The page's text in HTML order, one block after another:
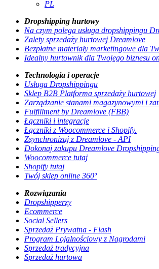
PL
Dropshipping hurtowy
Na czym polega usługa dropshippingu
Zalety sprzedaży hurtowej Dreamlove
Bezpłatne materiały marketingowe dla
Idealny hurtownik dla Twojego biznesu
Technologia i operacje
Usługa Dropshippingu
Sklep B2B Platforma sprzedaży hurtowej
Zarządzanie stanami magazynowymi i
Fulfillment by Dreamlove (FBB)
Łączniki i integracje
Łączniki z Woocommerce i Shopify.
Zsynchronizuj z Dreamlove - API
Dokonaj zakupu Dreamlove
Woocommerce tutaj
Shopify tutaj
Twój sklep online 360º
Rozwiązania
Dropshipperzy
Ecommerce
Social Sellers
Sprzedaż Prywatna - Flash
Program Lojalnościowy z Nagrodami
Sprzedaż tradycyjna
Sprzedaż hurtowa